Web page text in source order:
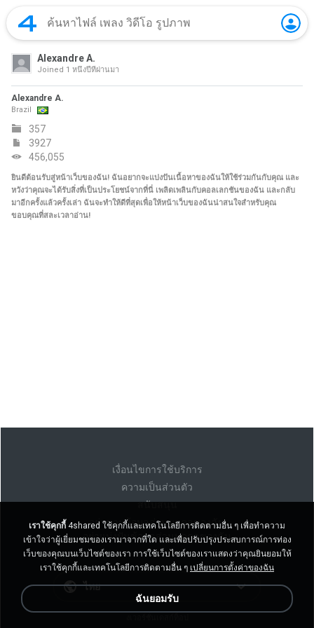
Alexandre A.
Joined 1 หนึ่งปีที่ผ่านมา
Alexandre A.
Brazil
357
3927
456,055
ยินดีต้อนรับสู่หน้าเว็บของฉัน! ฉันอยากจะแบ่งปันเนื้อหาของฉันให้ใช้ร่วมกันกับคุณ และ
หวังว่าคุณจะได้รับสิ่งที่เป็นประโยชน์จากที่นี่ เพลิดเพลินกับคอลเลกชันของฉัน และกลับ
มาอีกครั้งแล้วครั้งเล่า ฉันจะทำให้ดีที่สุดเพื่อให้หน้าเว็บของฉันน่าสนใจสำหรับคุณ
ขอบคุณที่สละเวลาอ่าน!
เงื่อนไขการใช้บริการ
ความเป็นส่วนตัว
สนับสนุน
อย่าขายข้อมูลส่วนบุคคลของฉัน
อย่าแบ่งปันข้อมูลส่วนบุคคลของฉัน
ไทย
เราใช้คุกกี้ 4shared ใช้คุกกี้และเทคโนโลยีการติดตามอื่น ๆ เพื่อทำความ
เข้าใจว่าผู้เยี่ยมชมของเรามาจากที่ใด และเพื่อปรับปรุงประสบการณ์การท่อง
เว็บของคุณบนเว็บไซต์ของเรา การใช้เว็บไซต์ของเราแสดงว่าคุณยินยอมให้
เราใช้คุกกี้และเทคโนโลยีการติดตามอื่น ๆ เปลี่ยนการตั้งค่าของฉัน
ฉันยอมรับ